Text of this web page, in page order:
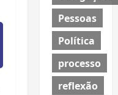
Pessoas
Política
processo
reflexão